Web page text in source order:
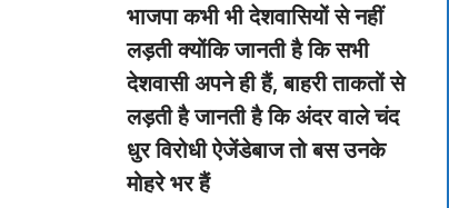
भाजपा कभी भी देशवासियों से नहीं
लड़ती क्योंकि जानती है कि सभी
देशवासी अपने ही हैं, बाहरी ताकतों से
लड़ती है जानती है कि अंदर वाले चंद
धुर विरोधी ऐजेंडेबाज तो बस उनके
मोहरे भर हैं